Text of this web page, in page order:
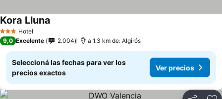
3 Estrellas
Hotel
Kora Lluna
9,0 Excelente 2.004 a 1.3 km de: Algirós
Seleccioná las fechas para ver los
precios exactos
Ver precios